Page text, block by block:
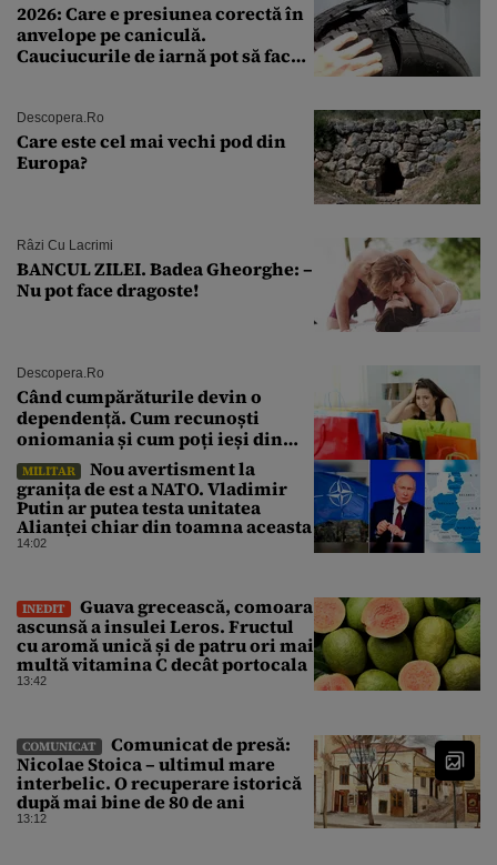
2026: Care e presiunea corectă în
anvelope pe caniculă.
Cauciucurile de iarnă pot să facă
Descopera.ro
Care este cel mai vechi pod din
Europa?
Râzi Cu Lacrimi
BANCUL ZILEI. Badea Gheorghe: –
Nu pot face dragoste!
Descopera.ro
Când cumpărăturile devin o
dependență. Cum recunoști
oniomania și cum poți ieși din
acest cerc
MILITAR
Nou avertisment la
granița de est a NATO. Vladimir
Putin ar putea testa unitatea
Alianței chiar din toamna aceasta
14:02
INEDIT
Guava grecească, comoara
ascunsă a insulei Leros. Fructul
cu aromă unică și de patru ori mai
multă vitamina C decât portocala
13:42
COMUNICAT
Comunicat de presă:
Nicolae Stoica – ultimul mare
interbelic. O recuperare istorică
după mai bine de 80 de ani
13:12